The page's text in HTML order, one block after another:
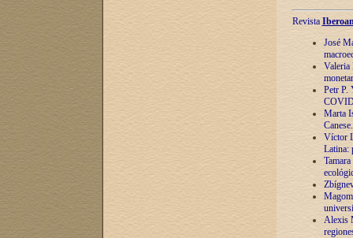
Revista
José
Valeria
Petr P.
Marta
Víctor
Latina:
Alexis